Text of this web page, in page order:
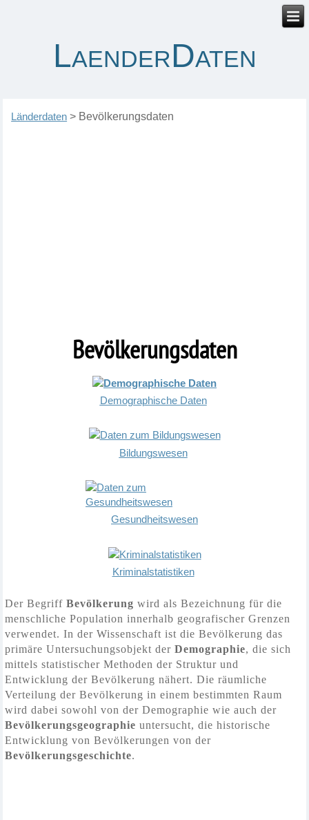
LaenderDaten
Länderdaten > Bevölkerungsdaten
Bevölkerungsdaten
Demographische Daten
Bildungswesen
Gesundheitswesen
Kriminalstatistiken
Der BegriffBevölkerung wird als Bezeichnung für die
menschliche Population innerhalb geografischer Grenzen
verwendet. In der Wissenschaft ist die Bevölkerung das
primäre Untersuchungsobjekt derDemographie, die sich
mittels statistischer Methoden der Struktur und
Entwicklung der Bevölkerung nähert. Die räumliche
Verteilung der Bevölkerung in einem bestimmten Raum
wird dabei sowohl von der Demographie wie auch der
Bevölkerungsgeographie untersucht, die historische
Entwicklung von Bevölkerungen von der
Bevölkerungsgeschichte.